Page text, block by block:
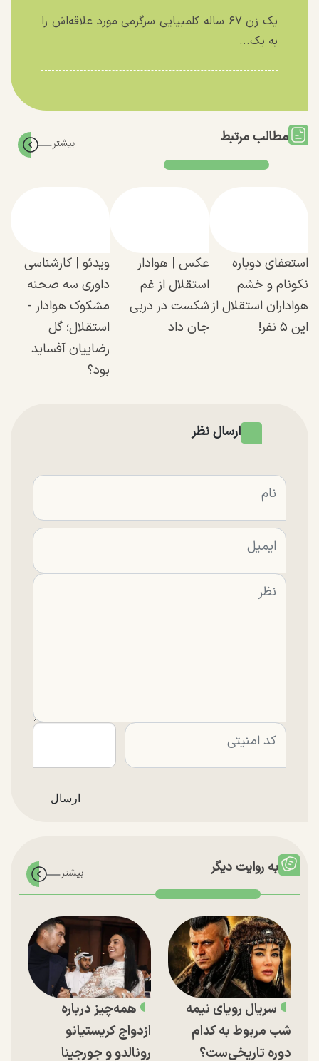
یک زن ۶۷ ساله کلمبیایی سرگرمی مورد علاقه‌اش را
به یک...
مطالب مرتبط
استعفای دوباره
نکونام و خشم
هواداران استقلال از
این ۵ نفر!
عکس | هوادار
استقلال از غم
شکست در دربی
جان داد
ویدئو | کارشناسی
داوری سه صحنه
مشکوک هوادار -
استقلال؛ گل
رضاییان آفساید
بود؟
ارسال نظر
به روایت دیگر
سریال رویای نیمه
شب مربوط به کدام
دوره تاریخی‌ست؟
همه‌چیز درباره
ازدواج کریستیانو
رونالدو و جورجینا